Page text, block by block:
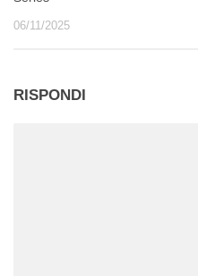
06/11/2025
RISPONDI